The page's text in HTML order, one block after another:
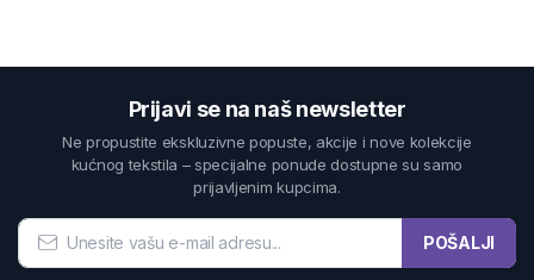
Prijavi se na naš newsletter
Ne propustite ekskluzivne popuste, akcije i nove kolekcije
kućnog tekstila – specijalne ponude dostupne su samo
prijavljenim kupcima.
POŠALJI